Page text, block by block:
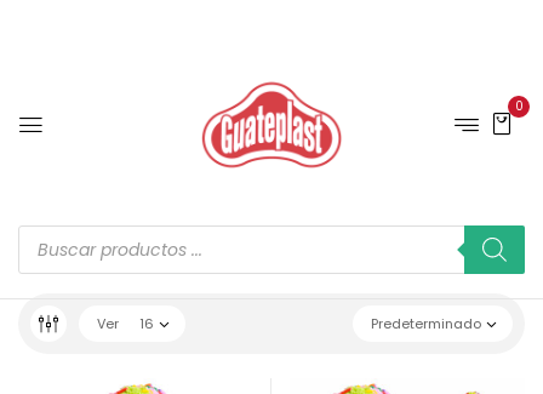
0
Predeterminado
Ver 16